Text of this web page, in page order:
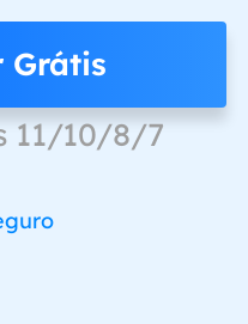
Grátis
11/10/8/7